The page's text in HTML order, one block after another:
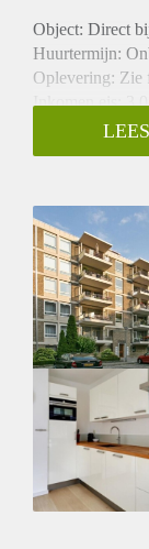
Object: Direct
Huurtermijn:
Oplevering: Zie
Inkomen eis:
Borg: 1 Maand
Huisdieren
Huurtoeslag
Geschikt voor